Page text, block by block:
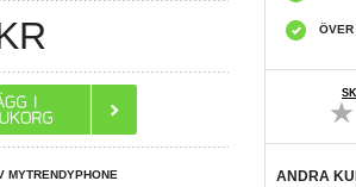
MYTRENDYPHONE ANDRA